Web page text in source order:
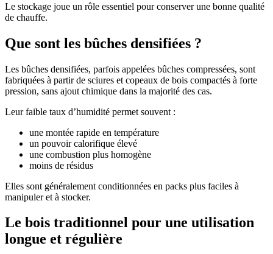
Le stockage joue un rôle essentiel pour conserver une bonne qualité
de chauffe.
Que sont les bûches densifiées ?
Les bûches densifiées, parfois appelées bûches compressées, sont
fabriquées à partir de sciures et copeaux de bois compactés à forte
pression, sans ajout chimique dans la majorité des cas.
Leur faible taux d’humidité permet souvent :
une montée rapide en température
un pouvoir calorifique élevé
une combustion plus homogène
moins de résidus
Elles sont généralement conditionnées en packs plus faciles à
manipuler et à stocker.
Le bois traditionnel pour une utilisation
longue et régulière